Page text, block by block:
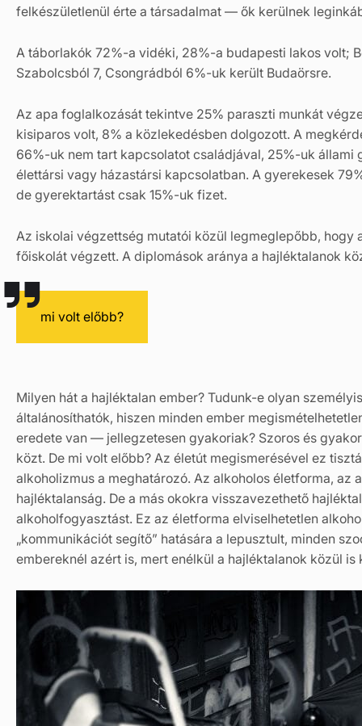
felkészületlenül érte a társadalmat — ők kerülnek
A táborlakók 72%-a vidéki, 28%-a budapesti lakos volt;
Szabolcsból 7, Csongrádból 6%-uk került Budaörsre.
Az apa foglalkozását tekintve 25% paraszti munkát
kisiparos volt, 8% a közlekedésben dolgozott. A
66%-uk nem tart kapcsolatot családjával, 25%-uk állami
élettársi vagy házastársi kapcsolatban. A gyerekesek
de gyerektartást csak 15%-uk fizet.
Az iskolai végzettség mutatói közül legmeglepőbb, hogy
főiskolát végzett. A diplomások aránya a hajléktalanok
mi volt előbb?
Milyen hát a hajléktalan ember? Tudunk-e olyan
általánosíthatók, hiszen minden ember
eredete van — jellegzetesen gyakoriak? Szoros és
közt. De mi volt előbb? Az életút megismerésével ez
alkoholizmus a meghatározó. Az alkoholos életforma, az
hajléktalanság. De a más okokra visszavezethető
alkoholfogyasztást. Ez az életforma elviselhetetlen
„kommunikációt segítő” hatására a lepusztult, minden
embereknél azért is, mert enélkül a hajléktalanok közül